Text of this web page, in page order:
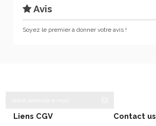
Avis
Soyez le premier à donner votre avis !
Liens CGV Contact us